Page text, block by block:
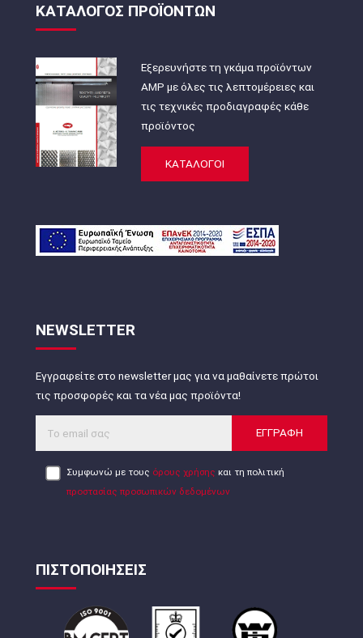
ΚΑΤΑΛΟΓΟΣ ΠΡΟΪΟΝΤΩΝ
Εξερευνήστε τη γκάμα προϊόντων
AMP με όλες τις λεπτομέρειες και
τις τεχνικές προδιαγραφές κάθε
προϊόντος
ΚΑΤΑΛΟΓΟΙ
NEWSLETTER
Εγγραφείτε στο newsletter μας για να μαθαίνετε πρώτοι
τις προσφορές και τα νέα μας προϊόντα!
ΕΓΓΡΑΦΗ
Συμφωνώ με τους όρους χρήσης και τη πολιτική
προστασίας προσωπικών δεδομένων
ΠΙΣΤΟΠΟΙΗΣΕΙΣ